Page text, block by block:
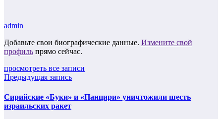
admin
Добавьте свои биографические данные. Измените свой
профиль прямо сейчас.
просмотреть все записи
Предыдущая запись
Сирийские «Буки» и «Панцири» уничтожили шесть
израильских ракет